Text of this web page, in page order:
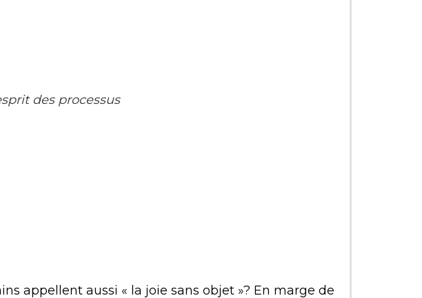
des processus
appellent aussi « la joie sans objet »? En marge de